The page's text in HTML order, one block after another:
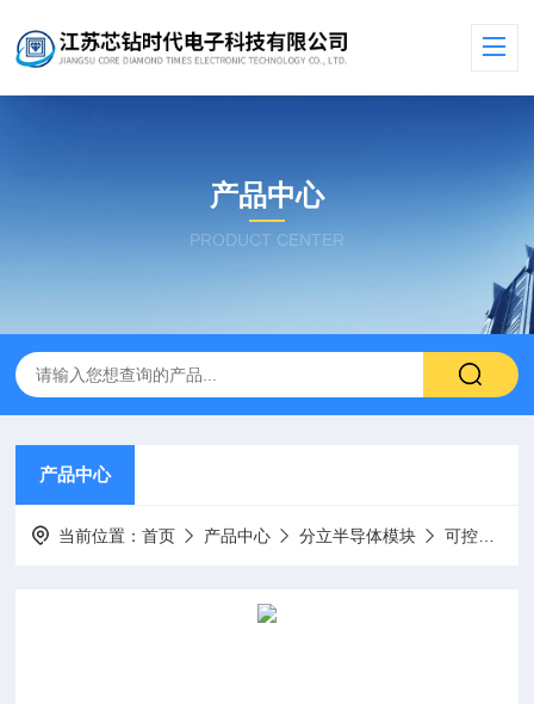
产品中心
PRODUCT CENTER
产品中心
当前位置：首页 产品中心 分立半导体模块 可控硅模块